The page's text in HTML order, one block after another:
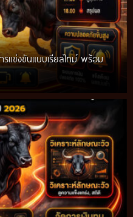
แข่งขันแบบเรียลไทม์ พร้อม